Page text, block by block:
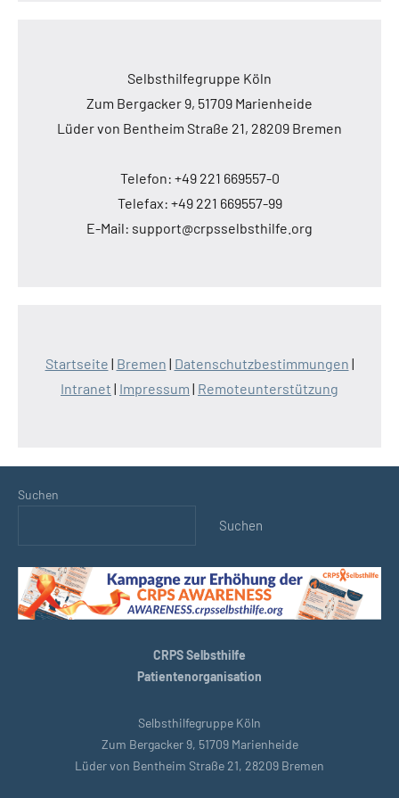
Selbsthilfegruppe Köln
Zum Bergacker 9, 51709 Marienheide
Lüder von Bentheim Straße 21, 28209 Bremen
Telefon: +49 221 669557-0
Telefax: +49 221 669557-99
E-Mail: support@crpsselbsthilfe.org
Startseite | Bremen | Datenschutzbestimmungen |
Intranet | Impressum | Remoteunterstützung
Suchen
Suchen
CRPS Selbsthilfe
Patientenorganisation
Selbsthilfegruppe Köln
Zum Bergacker 9, 51709 Marienheide
Lüder von Bentheim Straße 21, 28209 Bremen